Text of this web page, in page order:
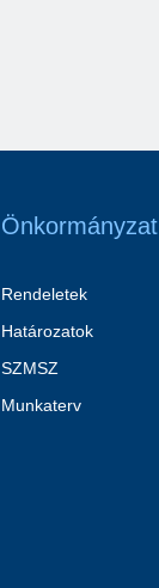
Önkormányzat
Rendeletek
Határozatok
SZMSZ
Munkaterv